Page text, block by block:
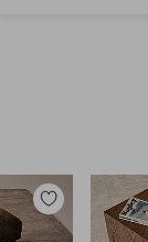
Lisää
suosikkeihin